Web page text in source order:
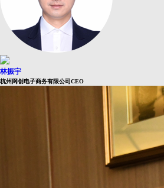
林振宇
杭州网创电子商务有限公司CEO